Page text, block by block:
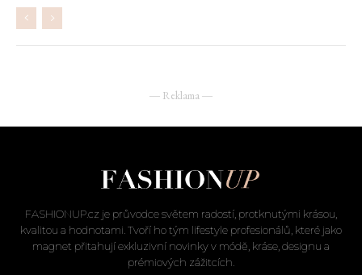
― Reklama ―
FASHIONUP.cz je průvodce světem radostí, protknutými krásou,
kvalitou a hodnotami. Tvoří ho tým lifestyle profesionálů, které jako
magnet přitahují exkluzivní novinky v módě, kráse, designu a
prémiových zážitcích.